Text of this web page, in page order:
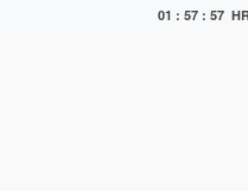
01 : 57 : 58